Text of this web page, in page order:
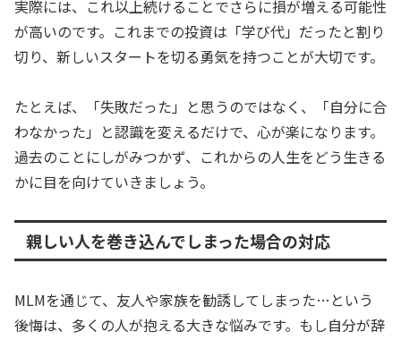
実際には、これ以上続けることでさらに損が増える可能性
が高いのです。これまでの投資は「学び代」だったと割り
切り、新しいスタートを切る勇気を持つことが大切です。
たとえば、「失敗だった」と思うのではなく、「自分に合
わなかった」と認識を変えるだけで、心が楽になります。
過去のことにしがみつかず、これからの人生をどう生きる
かに目を向けていきましょう。
親しい人を巻き込んでしまった場合の対応
MLMを通じて、友人や家族を勧誘してしまった…という
後悔は、多くの人が抱える大きな悩みです。もし自分が辞